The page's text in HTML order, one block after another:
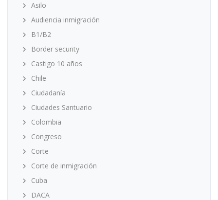
Asilo
Audiencia inmigración
B1/B2
Border security
Castigo 10 años
Chile
Ciudadanía
Ciudades Santuario
Colombia
Congreso
Corte
Corte de inmigración
Cuba
DACA